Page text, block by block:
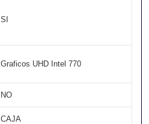
SI
Graficos UHD Intel 770
NO
CAJA